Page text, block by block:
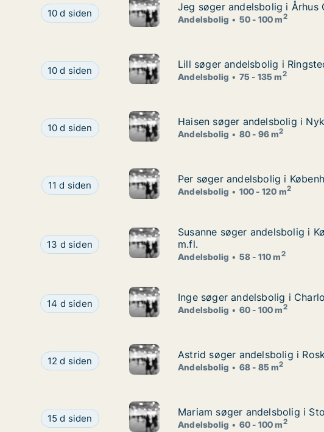
Jeg søger andelsbolig i Århus C eller Århus N
10 d siden
Jeg søger andelsbolig i Århus
Jeg søger andelsbolig i Århus
Andelsbolig 50 - 100 m2
Lill søger andelsbolig i Ringsted
10 d siden
Lill søger andelsbolig i
Lill søger andelsbolig i
Andelsbolig 75 - 135 m2
Haisen søger andelsbolig i Nykøbing Falster
10 d siden
Haisen søger andelsbolig i
Haisen søger andelsbolig i
Andelsbolig 80 - 96 m2
Per søger andelsbolig i København K, Vesterbro eller
11 d siden
Per søger andelsbolig i
Per søger andelsbolig i
Andelsbolig 100 - 120 m2
Susanne søger andelsbolig i København K, Vesterbro eller
13 d siden
Susanne søger andelsbolig i
Susanne søger andelsbolig i
m.fl.
Andelsbolig 58 - 110 m2
Inge søger andelsbolig i Charlottenlund, Klampenborg
14 d siden
Inge søger andelsbolig i
Inge søger andelsbolig i
Andelsbolig 60 - 100 m2
Astrid søger andelsbolig i Roskilde
12 d siden
Astrid søger andelsbolig i
Astrid søger andelsbolig i
Andelsbolig 68 - 85 m2
Mariam søger andelsbolig i Storkøbenhavn
15 d siden
Mariam søger andelsbolig i
Mariam søger andelsbolig i
Andelsbolig 60 - 100 m2